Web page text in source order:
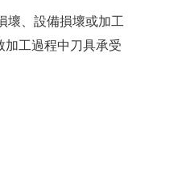
壞、設備損壞或加工
工過程中刀具承受